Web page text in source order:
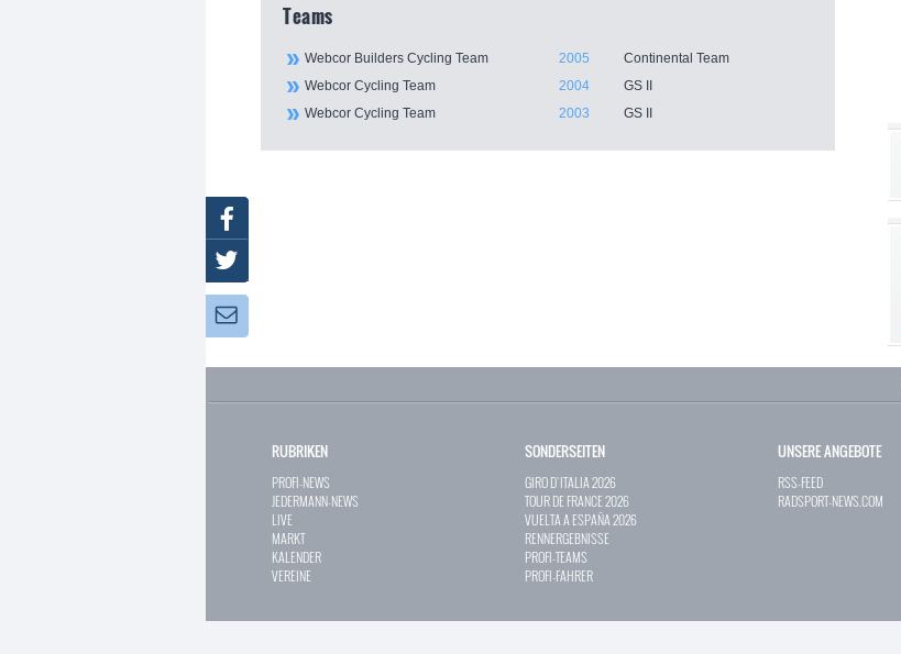
Teams
Webcor Builders Cycling Team 2005
Continental Team
Webcor Cycling Team
2004
GS II
Webcor Cycling Team
2003 GS II
RUBRIKEN
PROFI-NEWS
JEDERMANN-NEWS
LIVE
MARKT
KALENDER
VEREINE
SONDERSEITEN
GIRO D`ITALIA 2026
TOUR DE FRANCE 2026
VUELTA A ESPAÑA 2026
RENNERGEBNISSE
PROFI-TEAMS
PROFI-FAHRER
UNSERE ANGEBOTE
RSS-FEED
RADSPORT-NEWS.COM